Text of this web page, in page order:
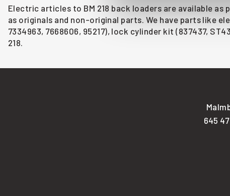
Electric articles to BM 218 back loaders are available
as originals and non-original parts. We have parts like
7334963, 7668606, 95217), lock cylinder kit (837437,
218.
645